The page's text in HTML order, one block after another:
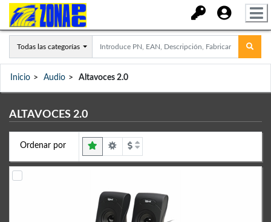
Todas las categorías
Inicio Audio Altavoces 2.0
ALTAVOCES 2.0
Ordenar por